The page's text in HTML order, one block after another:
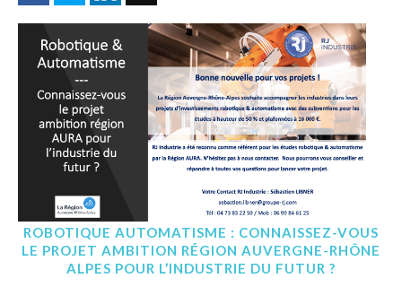
ROBOTIQUE AUTOMATISME : CONNAISSEZ-VOUS
LE PROJET AMBITION RÉGION AUVERGNE-RHÔNE
ALPES POUR L’INDUSTRIE DU FUTUR ?